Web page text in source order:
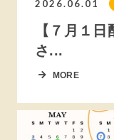
2026.06.01
【７月１
さ...
MORE